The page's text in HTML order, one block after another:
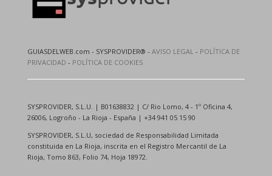
GUIASDELWEB.com - SYSPROVIDER® - AVISO LEGAL- POLÍTICA DE
PRIVACIDAD - POLÍTICA DE COOKIES
SYSPROVIDER, S.L.U. | B01638832 | C/ Rio Lomo, 4 - 1º Oficina 4,
26006, Logroño - La Rioja - España | +34 941 05 15 90
SYSPROVIDER, S.L.U, sociedad de Responsabilidad Limitada
constituida en La Rioja, inscrita en el Registro Mercantil de La
Rioja, Tomo 863, Folio 74, Hoja 18972.